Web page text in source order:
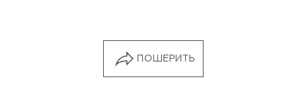
ПОШЕРИТЬ